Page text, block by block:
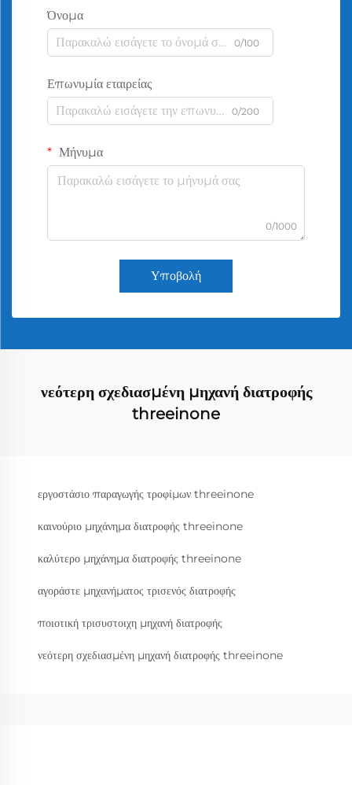
Όνομα
0/100
Επωνυμία εταιρείας
0/200
Μήνυμα
0/1000
Υποβολή
νεότερη σχεδιασμένη μηχανή διατροφής
threeinone
εργοστάσιο παραγωγής τροφίμων threeinone
καινούριο μηχάνημα διατροφής threeinone
καλύτερο μηχάνημα διατροφής threeinone
αγοράστε μηχανήματος τρισενός διατροφής
ποιοτική τρισυστοιχη μηχανή διατροφής
νεότερη σχεδιασμένη μηχανή διατροφής threeinone